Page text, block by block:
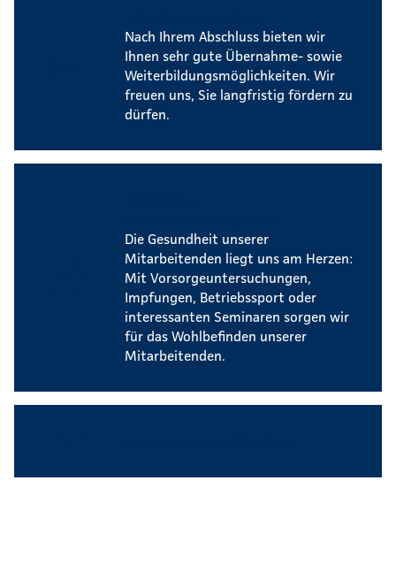
Nach Ihrem Abschluss bieten wir
Ihnen sehr gute Übernahme- sowie
Weiterbildungsmöglichkeiten. Wir
freuen uns, Sie langfristig fördern zu
dürfen.
Die Gesundheit unserer
Mitarbeitenden liegt uns am Herzen:
Mit Vorsorgeuntersuchungen,
Impfungen, Betriebssport oder
interessanten Seminaren sorgen wir
für das Wohlbefinden unserer
Mitarbeitenden.